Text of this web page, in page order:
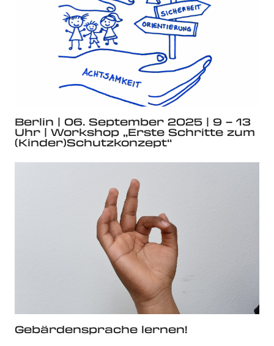
Berlin | 06. September 2025 | 9 – 13
Uhr | Workshop „Erste Schritte zum
(Kinder)Schutzkonzept“
Gebärdensprache lernen!